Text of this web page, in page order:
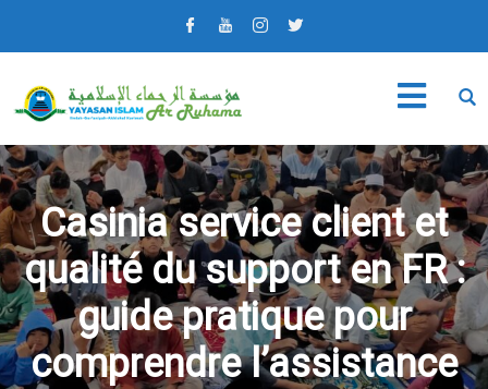
Casinia service client et
qualité du support en FR :
guide pratique pour
comprendre l’assistance